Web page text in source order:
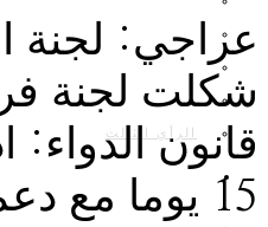
الرأي الثالث
عراجي: لجنة
شكلت لجنة
قانون الدواء:
15 يوما مع